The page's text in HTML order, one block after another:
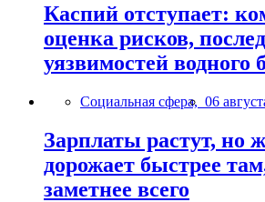
Каспий отступает:
оценка рисков,
уязвимостей водного
Социальная сфера, 06
Зарплаты растут, но
дорожает быстрее
заметнее всего